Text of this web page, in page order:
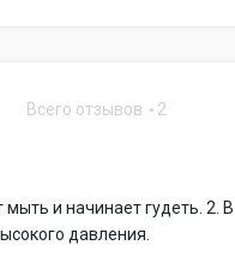
Всего отзывов 2
и начинает гудеть. 2. В
давления.